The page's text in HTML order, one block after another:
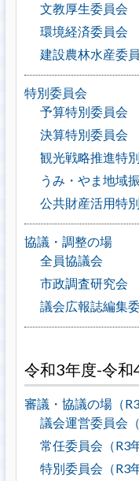
文教厚生委員会
環境経済委員会
建設農林水産委
特別委員会
予算特別委員会
決算特別委員会
観光戦略推進特
うみ・やま地域
公共財産活用特
協議・調整の場
全員協議会
市政調査研究会
議会広報誌編集
令和3年度-令和
審議・協議の場（
議会運営委員会
常任委員会（R3
特別委員会（R3